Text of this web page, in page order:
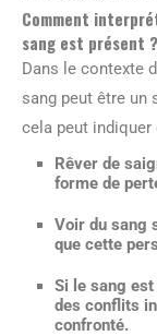
Comment
sang est présent ?
Dans le contexte
sang peut être un
cela peut
Rêver de
forme de
Voir du sang
que cette
Si le sang
des conflits
confronté.